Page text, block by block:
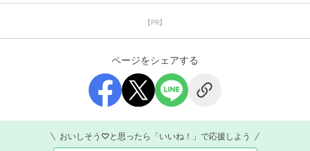
【PR】
ページをシェアする
おいしそう♡と思ったら「いいね！」で応援しよう